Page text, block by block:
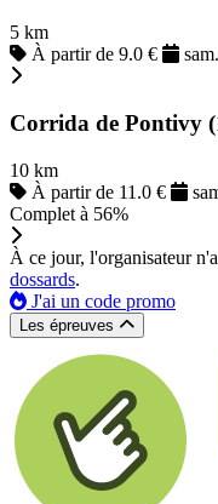
5 km
À partir de 9.0 €
Corrida de Pontivy
10 km
À partir de 11.0 €
Complet à 56%
À ce jour, l'organisateur
dossards.
J'ai un code promo
Les épreuves